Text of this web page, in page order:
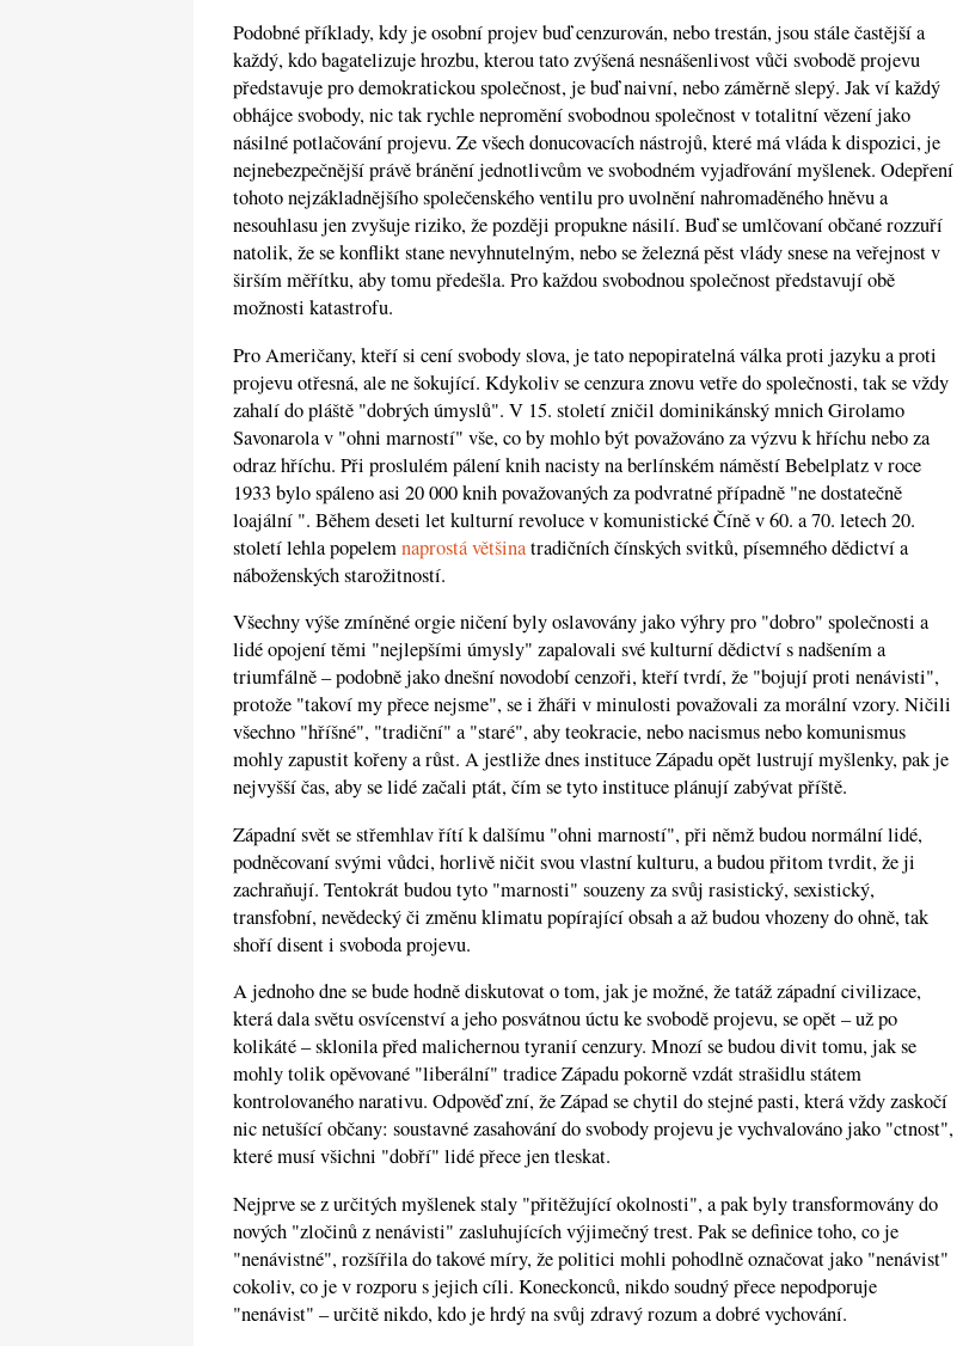
Podobné příklady, kdy je osobní projev buď cenzurován, nebo trestán, jsou stále častější a
každý, kdo bagatelizuje hrozbu, kterou tato zvýšená nesnášenlivost vůči svobodě projevu
představuje pro demokratickou společnost, je buď naivní, nebo záměrně slepý. Jak ví každý
obhájce svobody, nic tak rychle nepromění svobodnou společnost v totalitní vězení jako
násilné potlačování projevu. Ze všech donucovacích nástrojů, které má vláda k dispozici, je
nejnebezpečnější právě bránění jednotlivcům ve svobodném vyjadřování myšlenek. Odepření
tohoto nejzákladnějšího společenského ventilu pro uvolnění nahromaděného hněvu a
nesouhlasu jen zvyšuje riziko, že později propukne násilí. Buď se umlčovaní občané rozzuří
natolik, že se konflikt stane nevyhnutelným, nebo se železná pěst vlády snese na veřejnost v
širším měřítku, aby tomu předešla. Pro každou svobodnou společnost představují obě
možnosti katastrofu.
Pro Američany, kteří si cení svobody slova, je tato nepopiratelná válka proti jazyku a proti
projevu otřesná, ale ne šokující. Kdykoliv se cenzura znovu vetře do společnosti, tak se vždy
zahalí do pláště "dobrých úmyslů". V 15. století zničil dominikánský mnich Girolamo
Savonarola v "ohni marností" vše, co by mohlo být považováno za výzvu k hříchu nebo za
odraz hříchu. Při proslulém pálení knih nacisty na berlínském náměstí Bebelplatz v roce
1933 bylo spáleno asi 20 000 knih považovaných za podvratné případně "ne dostatečně
loajální ". Během deseti let kulturní revoluce v komunistické Číně v 60. a 70. letech 20.
století lehla popelemnaprostá většinatradičních čínských svitků, písemného dědictví a
náboženských starožitností.
Všechny výše zmíněné orgie ničení byly oslavovány jako výhry pro "dobro" společnosti a
lidé opojení těmi "nejlepšími úmysly" zapalovali své kulturní dědictví s nadšením a
triumfálně – podobně jako dnešní novodobí cenzoři, kteří tvrdí, že "bojují proti nenávisti",
protože "takoví my přece nejsme", se i žháři v minulosti považovali za morální vzory. Ničili
všechno "hříšné", "tradiční" a "staré", aby teokracie, nebo nacismus nebo komunismus
mohly zapustit kořeny a růst. A jestliže dnes instituce Západu opět lustrují myšlenky, pak je
nejvyšší čas, aby se lidé začali ptát, čím se tyto instituce plánují zabývat příště.
Západní svět se střemhlav řítí k dalšímu "ohni marností", při němž budou normální lidé,
podněcovaní svými vůdci, horlivě ničit svou vlastní kulturu, a budou přitom tvrdit, že ji
zachraňují. Tentokrát budou tyto "marnosti" souzeny za svůj rasistický, sexistický,
transfobní, nevědecký či změnu klimatu popírající obsah a až budou vhozeny do ohně, tak
shoří disent i svoboda projevu.
A jednoho dne se bude hodně diskutovat o tom, jak je možné, že tatáž západní civilizace,
která dala světu osvícenství a jeho posvátnou úctu ke svobodě projevu, se opět – už po
kolikáté – sklonila před malichernou tyranií cenzury. Mnozí se budou divit tomu, jak se
mohly tolik opěvované "liberální" tradice Západu pokorně vzdát strašidlu státem
kontrolovaného narativu. Odpověď zní, že Západ se chytil do stejné pasti, která vždy zaskočí
nic netušící občany: soustavné zasahování do svobody projevu je vychvalováno jako "ctnost",
které musí všichni "dobří" lidé přece jen tleskat.
Nejprve se z určitých myšlenek staly "přitěžující okolnosti", a pak byly transformovány do
nových "zločinů z nenávisti" zasluhujících výjimečný trest. Pak se definice toho, co je
"nenávistné", rozšířila do takové míry, že politici mohli pohodlně označovat jako "nenávist"
cokoliv, co je v rozporu s jejich cíli. Koneckonců, nikdo soudný přece nepodporuje
"nenávist" – určitě nikdo, kdo je hrdý na svůj zdravý rozum a dobré vychování.